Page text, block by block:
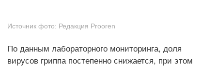
Источник фото: Редакция Prooren
По данным лабораторного мониторинга, доля
вирусов гриппа постепенно снижается, при этом